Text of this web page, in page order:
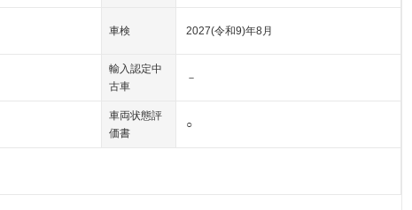
車検 2027(令和9)年8月
輸入認定中
古車
－
車両状態評
価書
○